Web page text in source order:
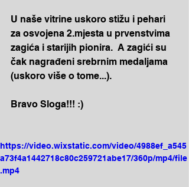
U naše vitrine uskoro stižu i pehari
za osvojena 2.mjesta u prvenstvima
zagića i starijih pionira.  A zagići su
čak nagrađeni srebrnim medaljama
(uskoro više o tome...).
Bravo Sloga!!! :)
https://video.wixstatic.com/video/4988ef_a545
a73f4a1442718c80c259721abe17/360p/mp4/file
.mp4